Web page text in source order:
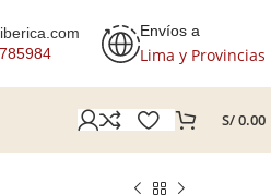
Envíos a
Lima y Provincias
S/0.00